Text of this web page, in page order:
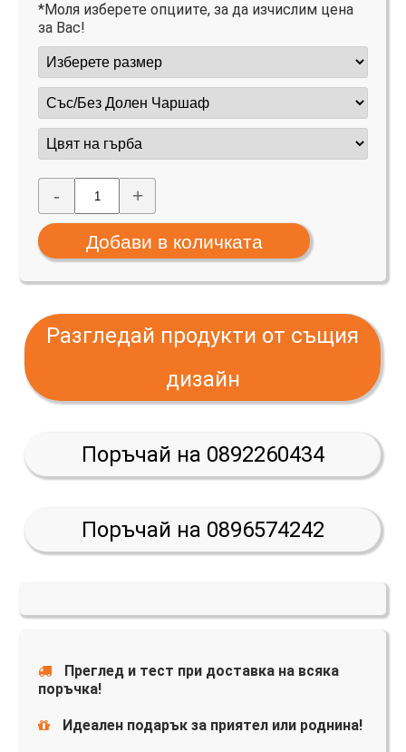
*Моля изберете опциите, за да изчислим цена
за Вас!
- +
Разгледай продукти от същия
дизайн
Поръчай на 0892260434
Поръчай на 0896574242
Преглед и тест при доставка на всяка
поръчка!
Идеален подарък за приятел или роднина!